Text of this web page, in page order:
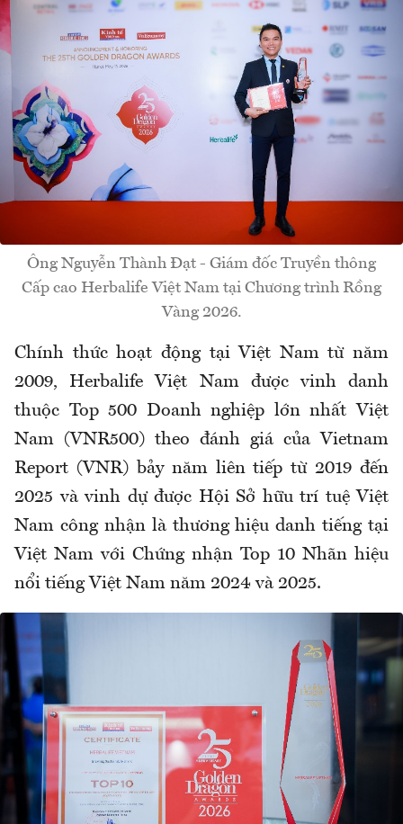
Ông Nguyễn Thành Đạt - Giám đốc Truyền thông
Cấp cao Herbalife Việt Nam tại Chương trình Rồng
Vàng 2026.
Chính thức hoạt động tại Việt Nam từ năm
2009, Herbalife Việt Nam được vinh danh
thuộc Top 500 Doanh nghiệp lớn nhất Việt
Nam (VNR500) theo đánh giá của Vietnam
Report (VNR) bảy năm liên tiếp từ 2019 đến
2025 và vinh dự được Hội Sở hữu trí tuệ Việt
Nam công nhận là thương hiệu danh tiếng tại
Việt Nam với Chứng nhận Top 10 Nhãn hiệu
nổi tiếng Việt Nam năm 2024 và 2025.